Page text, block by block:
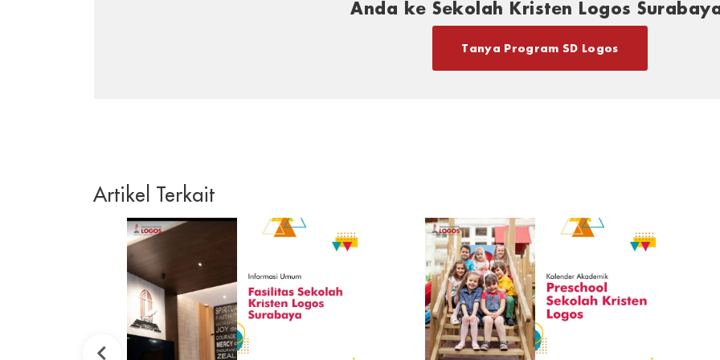
Anda ke Sekolah Kristen Logos
Tanya Program SD Logos
Artikel Terkait